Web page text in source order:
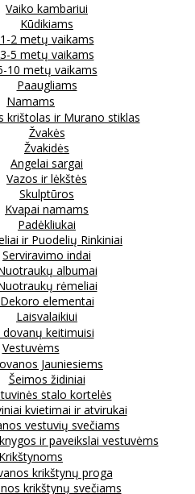
Vaiko kambariui
Kūdikiams
1-2 metų vaikams
3-5 metų vaikams
10 metų vaikams
Paaugliams
Namams
krištolas ir Murano stiklas
Žvakės
Žvakidės
Angelai sargai
Vazos ir lėkštės
Skulptūros
Kvapai namams
Padėkliukai
ir Puodelių Rinkiniai
Serviravimo indai
albumai
rėmeliai
Dekoro elementai
Laisvalaikiui
dovanų keitimuisi
Vestuvėms
Jauniesiems
Šeimos židiniai
stalo kortelės
kvietimai ir atvirukai
vestuvių svečiams
ir paveikslai vestuvėms
Krikštynoms
krikštynų proga
krikštynų svečiams